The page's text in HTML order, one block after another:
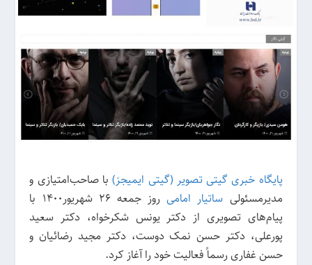
پایگاه خبری گیتی تصویر (گیتی ایمیجز)با صاحب‌امتیازی و
مدیرمسئولی ساتیار امامی
روز جمعه 26 شهریور1400 با
پیام‌های تصویری از دکتر یونس شکرخواه، دکتر سعید
پورعلی، دکتر حسن نمک دوست، دکتر مجید رضائیان و
حسن غفاری رسماً فعالیت خود را آغاز کرد.